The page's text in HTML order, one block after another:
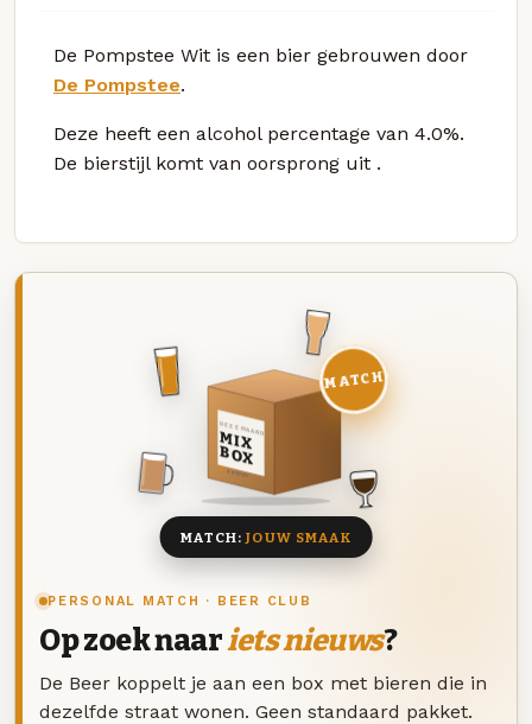
De Pompstee Wit is een bier gebrouwen door
De Pompstee.
Deze heeft een alcohol percentage van 4.0%.
De bierstijl komt van oorsprong uit .
PERSONAL MATCH · BEER CLUB
Op zoek naariets nieuws?
De Beer koppelt je aan een box met bieren die in
dezelfde straat wonen. Geen standaard pakket.
DEZE MAAND
MIX
BOX
8 BIEREN
MATCH
MATCH:JOUW SMAAK